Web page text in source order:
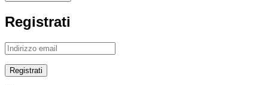
Registrati